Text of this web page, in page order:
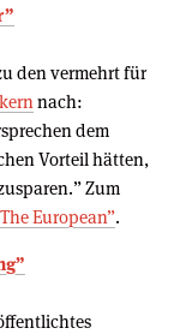
den vermehrt für
nach:
dem
Vorteil hätten,
Zum
European”.